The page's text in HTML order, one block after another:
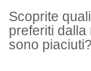
Scoprite
preferiti dalla
sono piaciuti?